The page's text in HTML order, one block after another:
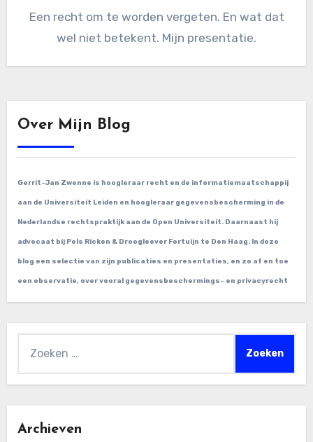
Een recht om te worden vergeten. En wat dat
wel niet betekent. Mijn presentatie.
Over Mijn Blog
Gerrit-Jan Zwenne is hoogleraar recht en de informatiemaatschappij
aan de Universiteit Leiden en hoogleraar gegevensbescherming in de
Nederlandse rechtspraktijk aan de Open Universiteit. Daarnaast hij
advocaat bij Pels Ricken & Droogleever Fortuijn te Den Haag. In deze
blog een selectie van zijn publicaties en presentaties, en zo af en toe
een observatie, over vooral gegevensbeschermings- en privacyrecht
naar:
Archieven